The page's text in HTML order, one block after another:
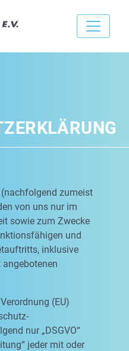
zumeist
von uns nur im
sowie zum Zwecke
und
inklusive
angebotenen
(EU)
nur „DSGVO“
jeder mit oder